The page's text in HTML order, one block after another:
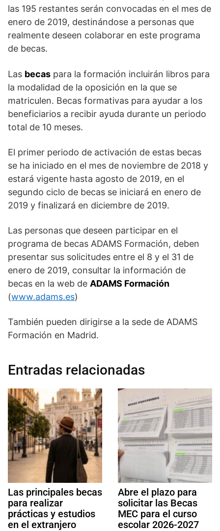
las 195 restantes serán convocadas en el mes de
enero de 2019, destinándose a personas que
realmente deseen colaborar en este programa
de becas.
Las becas para la formación incluirán libros para
la modalidad de la oposición en la que se
matriculen. Becas formativas para ayudar a los
beneficiarios a recibir ayuda durante un periodo
total de 10 meses.
El primer periodo de activación de estas becas
se ha iniciado en el mes de noviembre de 2018 y
estará vigente hasta agosto de 2019, en el
segundo ciclo de becas se iniciará en enero de
2019 y finalizará en diciembre de 2019.
Las personas que deseen participar en el
programa de becas ADAMS Formación, deben
presentar sus solicitudes entre el 8 y el 31 de
enero de 2019, consultar la información de
becas en la web de ADAMS Formación
(www.adams.es)
También pueden dirigirse a la sede de ADAMS
Formación en Madrid.
Entradas relacionadas
Las principales becas
para realizar
prácticas y estudios
en el extranjero
Abre el plazo para
solicitar las Becas
MEC para el curso
escolar 2026-2027